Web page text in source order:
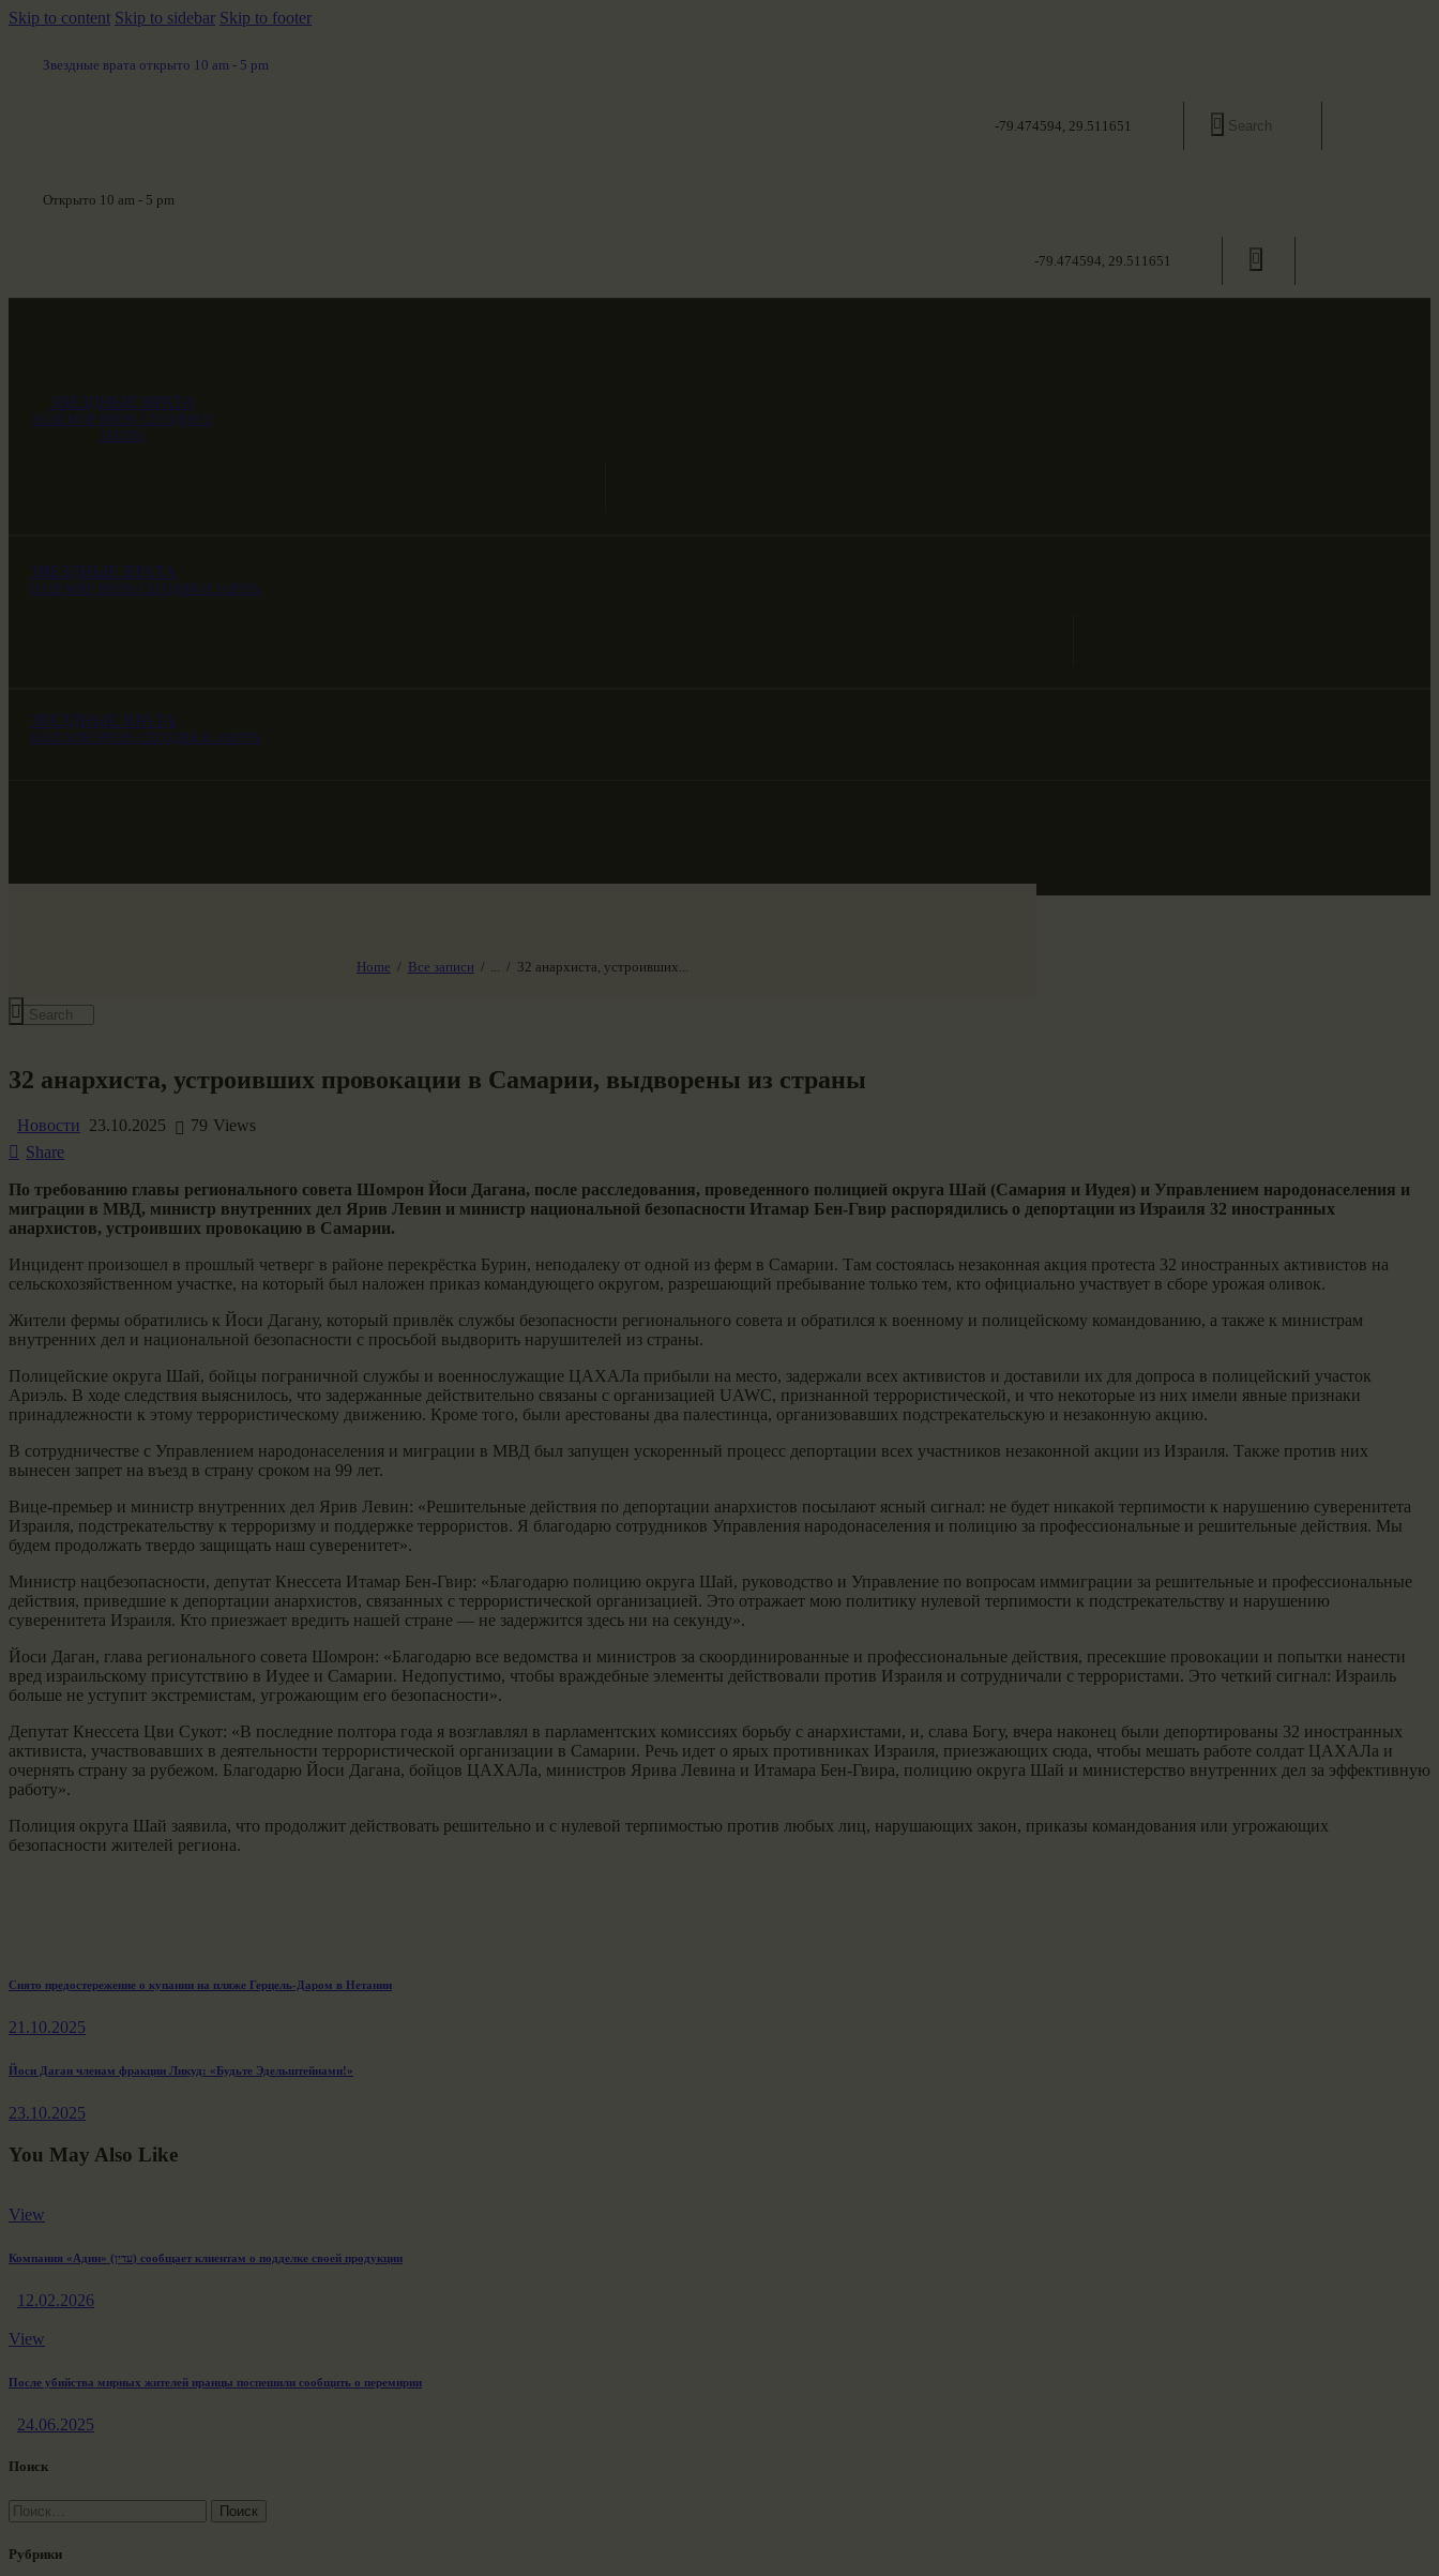
Skip to content Skip to sidebar Skip to footer
Звездные врата открыто 10 am - 5 pm
-79.474594, 29.511651
Открыто 10 am - 5 pm
-79.474594, 29.511651
ЗВЕЗДНЫЕ ВРАТА
НАШ МИР ВЧЕРА СЕГОДНЯ И
ЗАВТРА
ЗВЕЗДНЫЕ ВРАТА
НАШ МИР ВЧЕРА СЕГОДНЯ И ЗАВТРА
ЗВЕЗДНЫЕ ВРАТА
НАШ МИР ВЧЕРА СЕГОДНЯ И ЗАВТРА
Home Все записи ... 32 анархиста, устроивших...
32 анархиста, устроивших провокации в Самарии, выдворены из страны
Новости 23.10.2025 79 Views
Share
По требованию главы регионального совета Шомрон Йоси Дагана, после расследования, проведенного полицией округа Шай (Самария и Иудея) и Управлением народонаселения и
миграции в МВД, министр внутренних дел Ярив Левин и министр национальной безопасности Итамар Бен-Гвир распорядились о депортации из Израиля 32 иностранных
анархистов, устроивших провокацию в Самарии.
Инцидент произошел в прошлый четверг в районе перекрёстка Бурин, неподалеку от одной из ферм в Самарии. Там состоялась незаконная акция протеста 32 иностранных активистов на
сельскохозяйственном участке, на который был наложен приказ командующего округом, разрешающий пребывание только тем, кто официально участвует в сборе урожая оливок.
Жители фермы обратились к Йоси Дагану, который привлёк службы безопасности регионального совета и обратился к военному и полицейскому командованию, а также к министрам
внутренних дел и национальной безопасности с просьбой выдворить нарушителей из страны.
Полицейские округа Шай, бойцы пограничной службы и военнослужащие ЦАХАЛа прибыли на место, задержали всех активистов и доставили их для допроса в полицейский участок
Ариэль. В ходе следствия выяснилось, что задержанные действительно связаны с организацией UAWC, признанной террористической, и что некоторые из них имели явные признаки
принадлежности к этому террористическому движению. Кроме того, были арестованы два палестинца, организовавших подстрекательскую и незаконную акцию.
В сотрудничестве с Управлением народонаселения и миграции в МВД был запущен ускоренный процесс депортации всех участников незаконной акции из Израиля. Также против них
вынесен запрет на въезд в страну сроком на 99 лет.
Вице-премьер и министр внутренних дел Ярив Левин: «Решительные действия по депортации анархистов посылают ясный сигнал: не будет никакой терпимости к нарушению суверенитета
Израиля, подстрекательству к терроризму и поддержке террористов. Я благодарю сотрудников Управления народонаселения и полицию за профессиональные и решительные действия. Мы
будем продолжать твердо защищать наш суверенитет».
Министр нацбезопасности, депутат Кнессета Итамар Бен-Гвир: «Благодарю полицию округа Шай, руководство и Управление по вопросам иммиграции за решительные и профессиональные
действия, приведшие к депортации анархистов, связанных с террористической организацией. Это отражает мою политику нулевой терпимости к подстрекательству и нарушению
суверенитета Израиля. Кто приезжает вредить нашей стране — не задержится здесь ни на секунду».
Йоси Даган, глава регионального совета Шомрон: «Благодарю все ведомства и министров за скоординированные и профессиональные действия, пресекшие провокации и попытки нанести
вред израильскому присутствию в Иудее и Самарии. Недопустимо, чтобы враждебные элементы действовали против Израиля и сотрудничали с террористами. Это четкий сигнал: Израиль
больше не уступит экстремистам, угрожающим его безопасности».
Депутат Кнессета Цви Сукот: «В последние полтора года я возглавлял в парламентских комиссиях борьбу с анархистами, и, слава Богу, вчера наконец были депортированы 32 иностранных
активиста, участвовавших в деятельности террористической организации в Самарии. Речь идет о ярых противниках Израиля, приезжающих сюда, чтобы мешать работе солдат ЦАХАЛа и
очернять страну за рубежом. Благодарю Йоси Дагана, бойцов ЦАХАЛа, министров Ярива Левина и Итамара Бен-Гвира, полицию округа Шай и министерство внутренних дел за эффективную
работу».
Полиция округа Шай заявила, что продолжит действовать решительно и с нулевой терпимостью против любых лиц, нарушающих закон, приказы командования или угрожающих
безопасности жителей региона.
Навигация
по
Previous
Cнято предостережение о купании на пляже Герцель-Даром в Нетании
21.10.2025
Next
Йоси Даган членам фракции Ликуд: «Будьте Эдельштейнами!»
23.10.2025
You May Also Like
View
Компания «Адин» (עדין) сообщает клиентам о подделке своей продукции
12.02.2026
View
После убийства мирных жителей иранцы поспешили сообщить о перемирии
24.06.2025
Поиск
Найти:
Рубрики